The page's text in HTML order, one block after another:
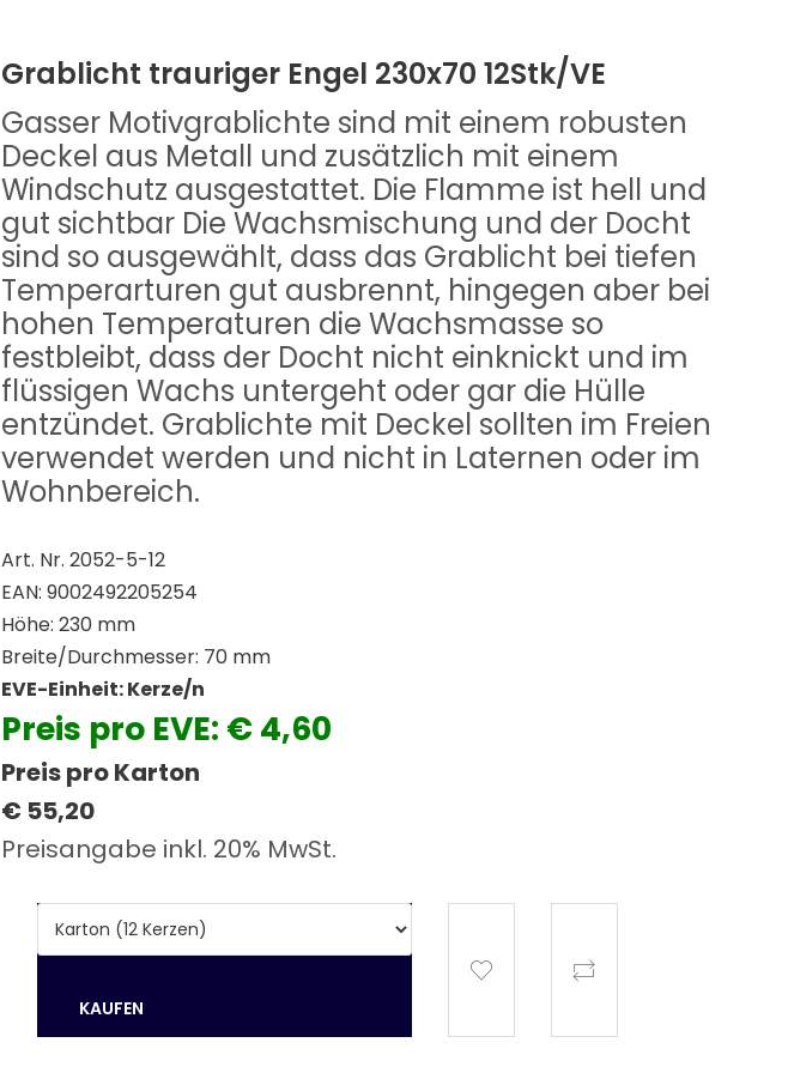
Grablicht trauriger Engel 230x70 12Stk/VE
Gasser Motivgrablichte sind mit einem robusten
Deckel aus Metall und zusätzlich mit einem
Windschutz ausgestattet. Die Flamme ist hell und
gut sichtbar Die Wachsmischung und der Docht
sind so ausgewählt, dass das Grablicht bei tiefen
Temperarturen gut ausbrennt, hingegen aber bei
hohen Temperaturen die Wachsmasse so
festbleibt, dass der Docht nicht einknickt und im
flüssigen Wachs untergeht oder gar die Hülle
entzündet. Grablichte mit Deckel sollten im Freien
verwendet werden und nicht in Laternen oder im
Wohnbereich.
Art. Nr. 2052-5-12
EAN: 9002492205254
Höhe: 230 mm
Breite/Durchmesser: 70 mm
EVE-Einheit: Kerze/n
Preis pro EVE: € 4,60
Preis pro Karton
€ 55,20
Preisangabe inkl. 20% MwSt.